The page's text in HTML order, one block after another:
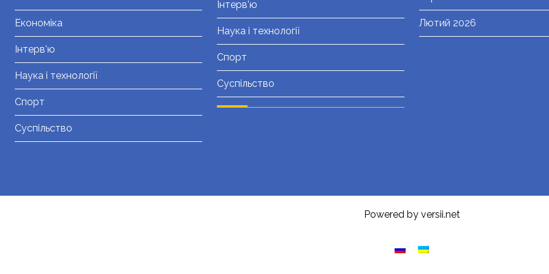
Економіка
Інтерв'ю
Наука і технології
Спорт
Суспільство
Інтерв'ю
Наука і технології
Спорт
Суспільство
Лютий 2026
Powered by versii.net